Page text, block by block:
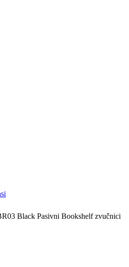
Black Pasivni Bookshelf zvučnici